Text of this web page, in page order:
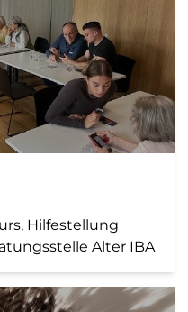
Hilfestellung
Alter IBA